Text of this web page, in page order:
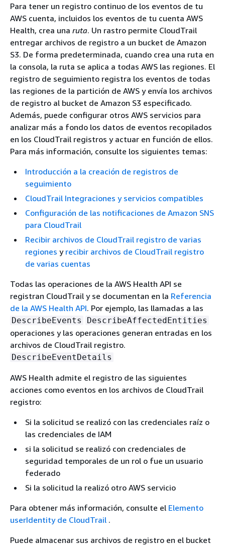
Para tener un registro continuo de los eventos de tu
AWS cuenta, incluidos los eventos de tu cuenta AWS
Health, crea una ruta. Un rastro permite CloudTrail
entregar archivos de registro a un bucket de Amazon
S3. De forma predeterminada, cuando crea una ruta en
la consola, la ruta se aplica a todas AWS las regiones. El
registro de seguimiento registra los eventos de todas
las regiones de la partición de AWS y envía los archivos
de registro al bucket de Amazon S3 especificado.
Además, puede configurar otros AWS servicios para
analizar más a fondo los datos de eventos recopilados
en los CloudTrail registros y actuar en función de ellos.
Para más información, consulte los siguientes temas:
Introducción a la creación de registros de
seguimiento
CloudTrail Integraciones y servicios compatibles
Configuración de las notificaciones de Amazon SNS
para CloudTrail
Recibir archivos de CloudTrail registro de varias
regiones y recibir archivos de CloudTrail registro
de varias cuentas
Todas las operaciones de la AWS Health API se
registran CloudTrail y se documentan en la Referencia
de la AWS Health API. Por ejemplo, las llamadas a las
DescribeEvents DescribeAffectedEntities
operaciones y las operaciones generan entradas en los
archivos de CloudTrail registro.
DescribeEventDetails
AWS Health admite el registro de las siguientes
acciones como eventos en los archivos de CloudTrail
registro:
Si la solicitud se realizó con las credenciales raíz o
las credenciales de IAM
si la solicitud se realizó con credenciales de
seguridad temporales de un rol o fue un usuario
federado
Si la solicitud la realizó otro AWS servicio
Para obtener más información, consulte el Elemento
userIdentity de CloudTrail .
Puede almacenar sus archivos de registro en el bucket